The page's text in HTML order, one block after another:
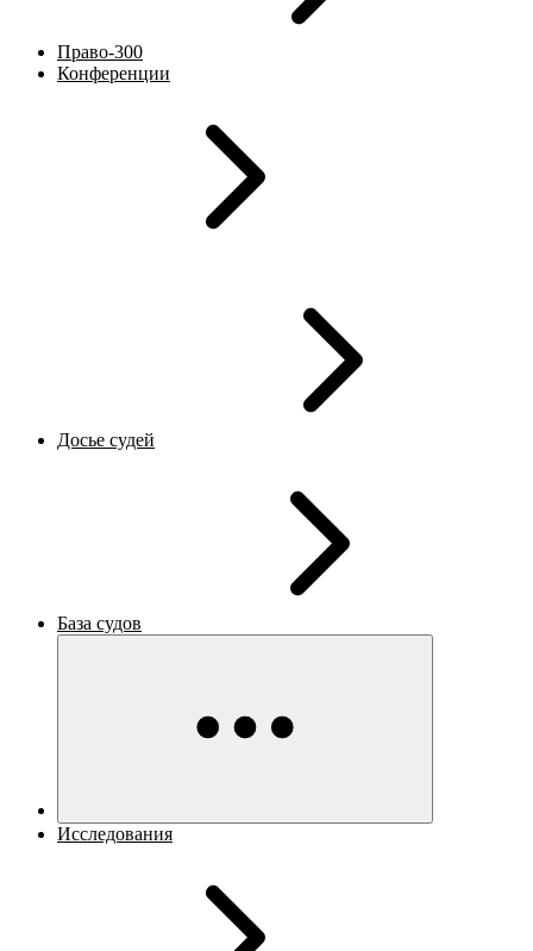
Право-300
Конференции
Досье судей
База судов
Исследования